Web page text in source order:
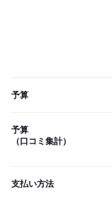
予算
予算
（口コミ集計）
支払い方法